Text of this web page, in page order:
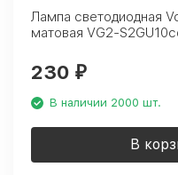
Лампа светодиодная
матовая VG2-
230 ₽
В наличии 2000 шт.
В